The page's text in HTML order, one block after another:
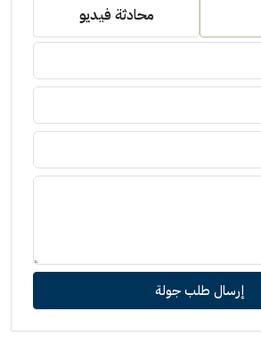
محادثة فيديو
إرسال طلب جولة